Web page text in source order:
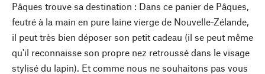
Pâques trouve sa destination : Dans ce panier de Pâques,
feutré à la main en pure laine vierge de Nouvelle-Zélande,
il peut très bien déposer son petit cadeau (il se peut même
qu'il reconnaisse son propre nez retroussé dans le visage
stylisé du lapin). Et comme nous ne souhaitons pas vous